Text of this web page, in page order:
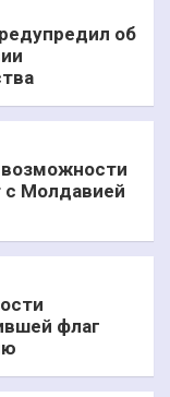
об
возможности
с Молдавией
флаг